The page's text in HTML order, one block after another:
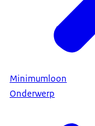
Minimumloon
Onderwerp